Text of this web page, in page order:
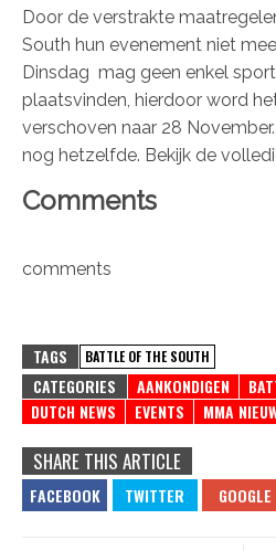
Door de verstrakte
South hun evenement niet
Dinsdag mag geen enkel
plaatsvinden, hierdoor word
verschoven naar 28
nog hetzelfde. Bekijk de
Comments
comments
TAGS BATTLE OF THE SOUTH
CATEGORIES AANKONDIGEN
DUTCH NEWS
EVENTS MMA
SHARE THIS ARTICLE